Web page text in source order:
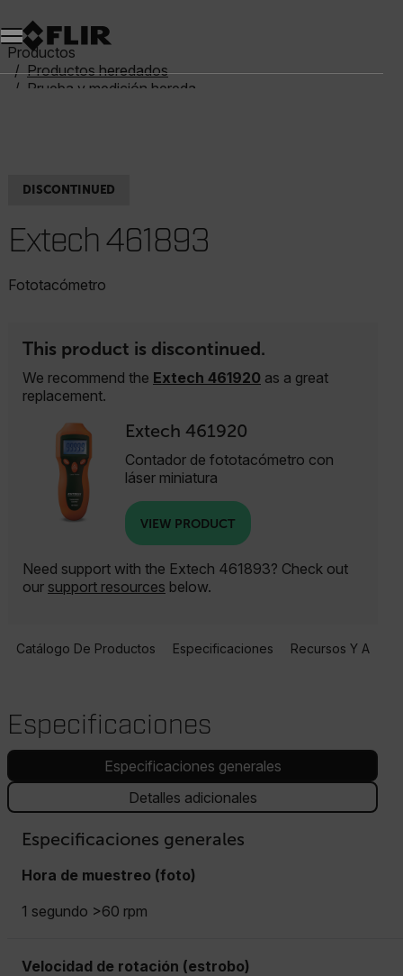
Productos
Productos heredados
Prueba y medición heredadas
DISCONTINUED
Extech 461893
Fototacómetro
This product is discontinued.
We recommend the Extech 461920 as a great
replacement.
Extech 461920
Contador de fototacómetro con
láser miniatura
VIEW PRODUCT
Need support with the Extech 461893? Check out
our support resources below.
Catálogo De Productos Especificaciones Recursos Y
Especificaciones
Especificaciones generales
Detalles adicionales
Especificaciones generales
Hora de muestreo (foto)
1 segundo >60 rpm
Velocidad de rotación (estrobo)